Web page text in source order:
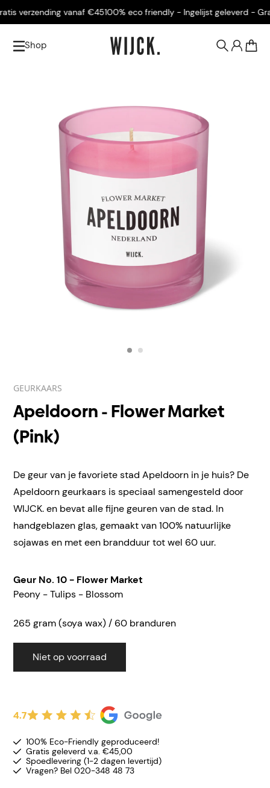
vanaf €45100% eco friendly - Ingelijst geleverd - Gratis
Shop
GEURKAARS
Apeldoorn - Flower Market
(Pink)
De geur van je favoriete stad Apeldoorn in je huis? De
Apeldoorn geurkaars is speciaal samengesteld door
WIJCK. en bevat alle fijne geuren van de stad. In
handgeblazenglas, gemaakt van 100% natuurlijke
sojawas en met een brandduur tot wel 60 uur.
Geur No. 10 - Flower Market
Peony - Tulips - Blossom
265 gram (soya wax) / 60 branduren
Niet op voorraad
4.7
100% Eco-Friendly geproduceerd!
Gratis geleverd v.a. €45,00
Spoedlevering (1-2 dagen levertijd)
Vragen? Bel 020-348 48 73